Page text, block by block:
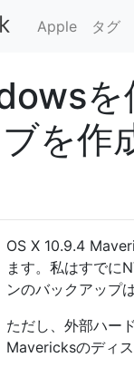
Apple タグ
を
を作
OS X 10.9.4
ます。私はすでに
ンのバックアップ
ただし、外部ハー
Mavericksのディス